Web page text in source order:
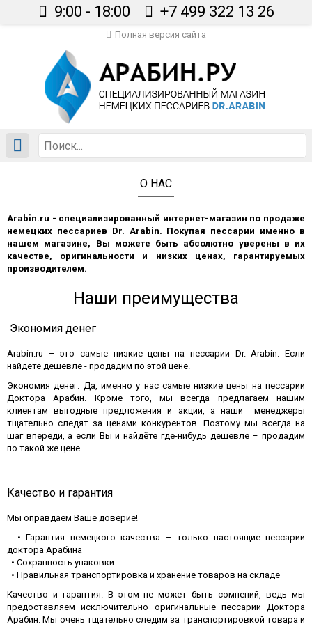
Каталог
Сертификаты
Вопрос врачу
Контакты
В корзине пусто
График работы:
пн-пт: 10.00-18.00, сб-вс: выходной
+7 499 322 13 26
Заказать обратный звонок
9:00 - 18:00 +7 499 322 13 26
Полная версия сайта
О НАС
Arabin.ru - специализированный интернет-магазин по продаже
немецких пессариев Dr. Arabin. Покупая пессарии именно в
нашем магазине, Вы можете быть абсолютно уверены в их
качестве, оригинальности и низких ценах, гарантируемых
производителем.
Наши преимущества
Экономия денег
Arabin.ru – это самые низкие цены на пессарии Dr. Arabin. Если
найдете дешевле - продадим по этой цене.
Экономия денег. Да, именно у нас самые низкие цены на пессарии
Доктора Арабин. Кроме того, мы всегда предлагаем нашим
клиентам выгодные предложения и акции, а наши менеджеры
тщательно следят за ценами конкурентов. Поэтому мы всегда на
шаг впереди, а если Вы и найдёте где-нибудь дешевле – продадим
по такой же цене.
Качество и гарантия
Мы оправдаем Ваше доверие!
• Гарантия немецкого качества – только настоящие пессарии
доктора Арабина
• Сохранность упаковки
• Правильная транспортировка и хранение товаров на складе
Качество и гарантия. В этом не может быть сомнений, ведь мы
предоставляем исключительно оригинальные пессарии Доктора
Арабин. Мы очень тщательно следим за транспортировкой товара и